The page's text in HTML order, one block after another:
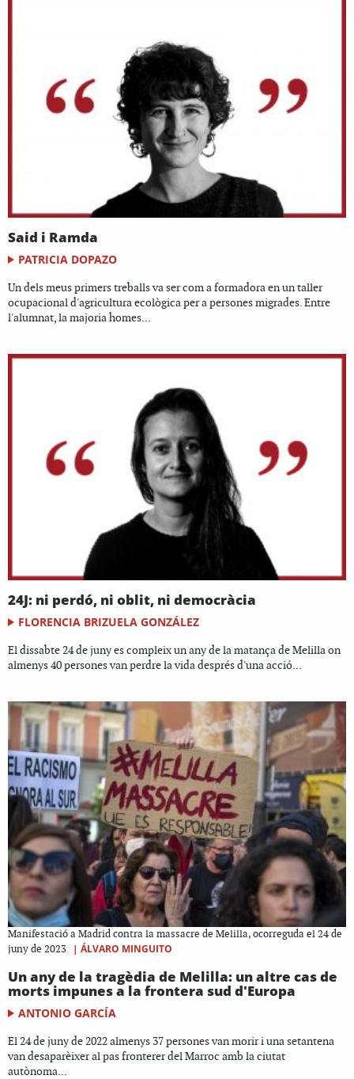
Said i Ramda
PATRICIA DOPAZO
Un dels meus primers treballs va ser com a formadora en un taller
ocupacional d'agricultura ecològica per a persones migrades. Entre
l'alumnat, la majoria homes...
24J: ni perdó, ni oblit, ni democràcia
FLORENCIA BRIZUELA GONZÁLEZ
El dissabte 24 de juny es compleix un any de la matança de Melilla on
almenys 40 persones van perdre la vida després d'una acció...
Manifestació a Madrid contra la massacre de Melilla, ocorreguda el 24 de
juny de 2023
| ÁLVARO MINGUITO
Un any de la tragèdia de Melilla: un altre cas de
morts impunes a la frontera sud d'Europa
ANTONIO GARCÍA
El 24 de juny de 2022 almenys 37 persones van morir i una setantena
van desaparèixer al pas fronterer del Marroc amb la ciutat
autònoma...